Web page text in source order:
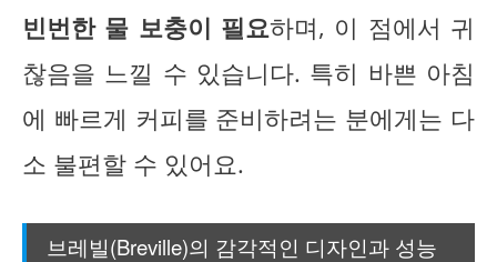
빈번한 물 보충이 필요하며, 이 점에서 귀
찮음을 느낄 수 있습니다. 특히 바쁜 아침
에 빠르게 커피를 준비하려는 분에게는 다
소 불편할 수 있어요.
브레빌(Breville)의 감각적인 디자인과 성능